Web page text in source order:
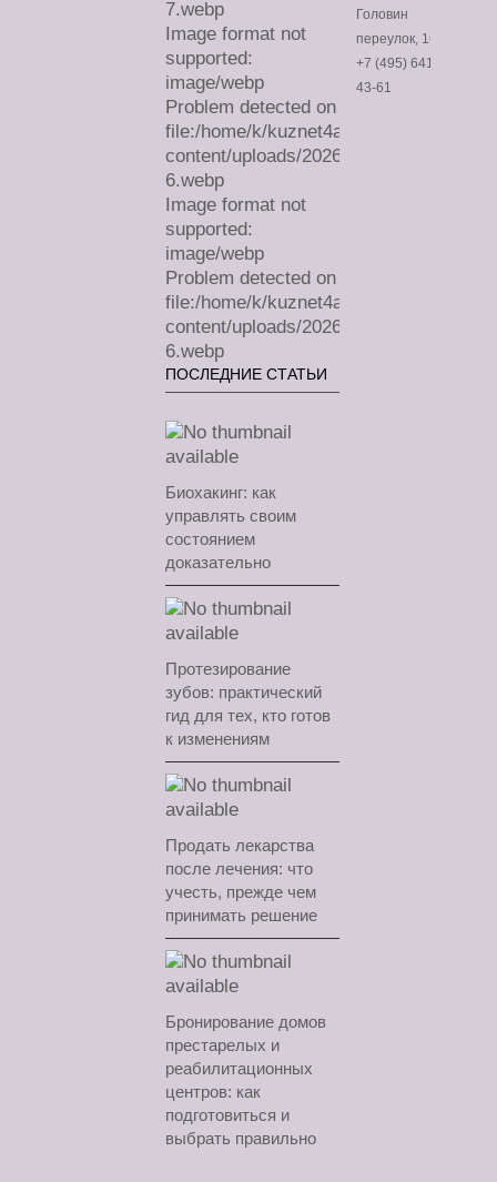
7.webp
Image format not
supported:
image/webp
Problem detected on
file:/home/k/kuznet4a/
content/uploads/2026/07/sa-
6.webp
Image format not
supported:
image/webp
Problem detected on
file:/home/k/kuznet4a/
content/uploads/2026/07/sa-
6.webp
ПОСЛЕДНИЕ СТАТЬИ
Биохакинг: как
управлять своим
состоянием
доказательно
Протезирование
зубов: практический
гид для тех, кто готов
к изменениям
Продать лекарства
после лечения: что
учесть, прежде чем
принимать решение
Бронирование домов
престарелых и
реабилитационных
центров: как
подготовиться и
выбрать правильно
Головин
переулок, 16
+7 (495) 641-
43-61